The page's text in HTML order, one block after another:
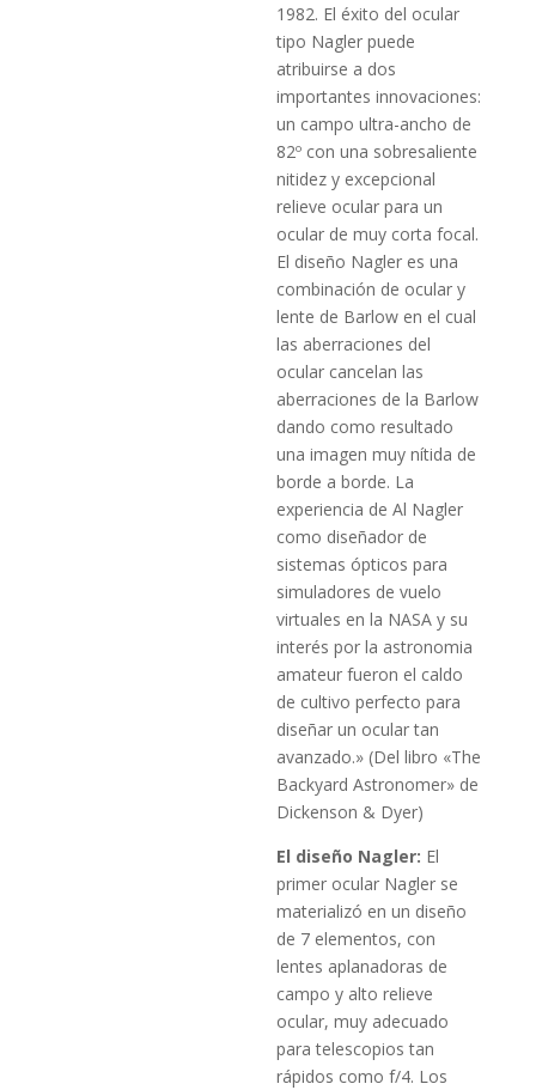
1982. El éxito del ocular
tipo Nagler puede
atribuirse a dos
importantes innovaciones:
un campo ultra-ancho de
82º con una sobresaliente
nitidez y excepcional
relieve ocular para un
ocular de muy corta focal.
El diseño Nagler es una
combinación de ocular y
lente de Barlow en el cual
las aberraciones del
ocular cancelan las
aberraciones de la Barlow
dando como resultado
una imagen muy nítida de
borde a borde. La
experiencia de Al Nagler
como diseñador de
sistemas ópticos para
simuladores de vuelo
virtuales en la NASA y su
interés por la astronomia
amateur fueron el caldo
de cultivo perfecto para
diseñar un ocular tan
avanzado.» (Del libro «The
Backyard Astronomer» de
Dickenson & Dyer)
El diseño Nagler: El
primer ocular Nagler se
materializó en un diseño
de 7 elementos, con
lentes aplanadoras de
campo y alto relieve
ocular, muy adecuado
para telescopios tan
rápidos como f/4. Los